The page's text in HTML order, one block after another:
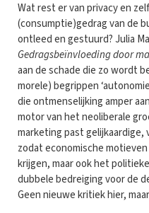
Wat rest er van privacy en
(consumptie)gedrag van de
ontleed en gestuurd? Julia
Gedragsbeïnvloeding door
aan de schade die zo wordt
morele) begrippen
die ontmenselijking amper
motor van het neoliberale
marketing past
zodat economische
krijgen, maar ook het
dubbele bedreiging voor de
Geen nieuwe kritiek hier,